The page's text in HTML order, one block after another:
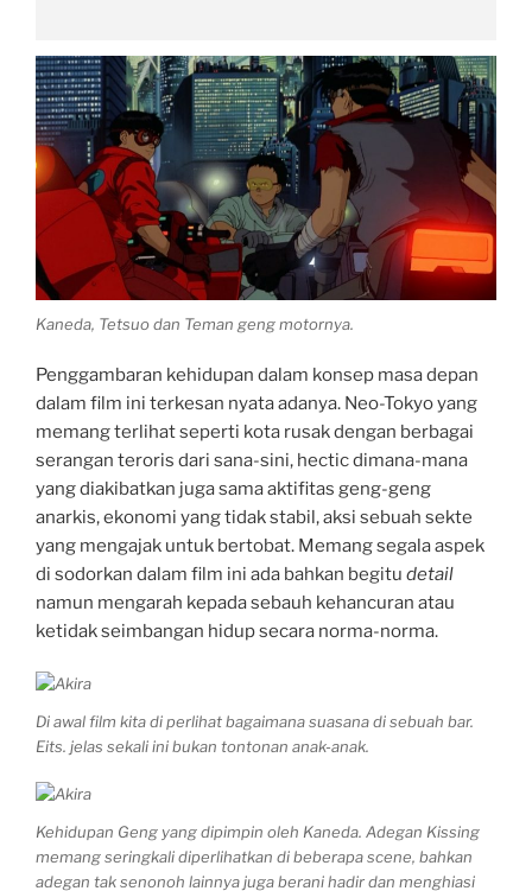
Kaneda, Tetsuo dan Teman geng motornya.
Penggambaran kehidupan dalam konsep masa depan
dalam film ini terkesan nyata adanya. Neo-Tokyo yang
memang terlihat seperti kota rusak dengan berbagai
serangan teroris dari sana-sini, hectic dimana-mana
yang diakibatkan juga sama aktifitas geng-geng
anarkis, ekonomi yang tidak stabil, aksi sebuah sekte
yang mengajak untuk bertobat. Memang segala aspek
di sodorkan dalam film ini ada bahkan begitu detail
namun mengarah kepada sebauh kehancuran atau
ketidak seimbangan hidup secara norma-norma.
Di awal film kita di perlihat bagaimana suasana di sebuah bar.
Eits. jelas sekali ini bukan tontonan anak-anak.
Kehidupan Geng yang dipimpin oleh Kaneda. Adegan Kissing
memang seringkali diperlihatkan di beberapa scene, bahkan
adegan tak senonoh lainnya juga berani hadir dan menghiasi